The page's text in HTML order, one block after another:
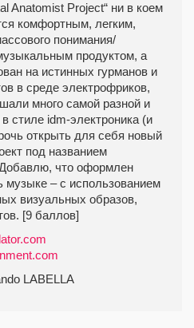
Anatomist Project“ ни в коем
комфортным, легким,
понимания/
продуктом, а
на истинных гурманов и
в среде электрофриков,
много самой разной и
стиле idm-электроника (и
открыть для себя новый
под названием
что оформлен
музыке – с использованием
визуальных образов,
[9 баллов]
LABELLA